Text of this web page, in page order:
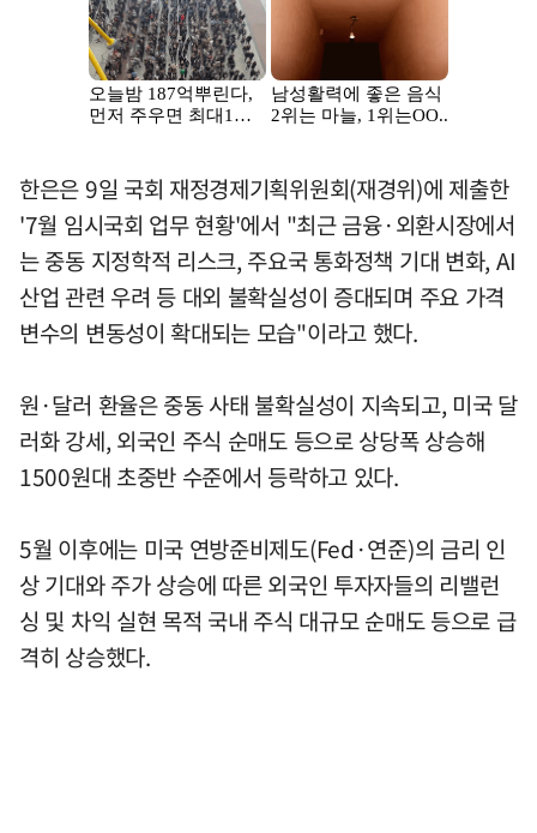
한은은 9일 국회 재정경제기획위원회(재경위)에 제출한
'7월 임시국회 업무 현황'에서 "최근 금융·외환시장에서
는 중동 지정학적 리스크, 주요국 통화정책 기대 변화, AI
산업 관련 우려 등 대외 불확실성이 증대되며 주요 가격
변수의 변동성이 확대되는 모습"이라고 했다.
원·달러 환율은 중동 사태 불확실성이 지속되고, 미국 달
러화 강세, 외국인 주식 순매도 등으로 상당폭 상승해
1500원대 초중반 수준에서 등락하고 있다.
5월 이후에는 미국 연방준비제도(Fed·연준)의 금리 인
상 기대와 주가 상승에 따른 외국인 투자자들의 리밸런
싱 및 차익 실현 목적 국내 주식 대규모 순매도 등으로 급
격히 상승했다.